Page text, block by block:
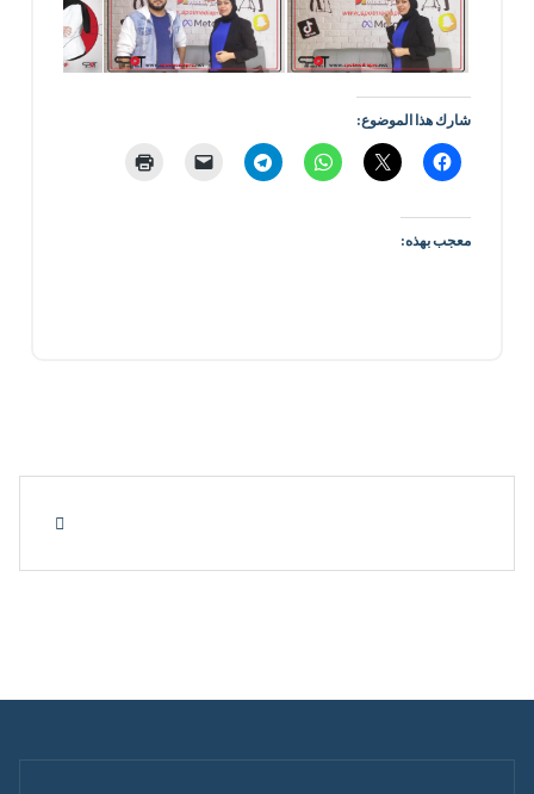
شارك هذا الموضوع:
معجب بهذه: